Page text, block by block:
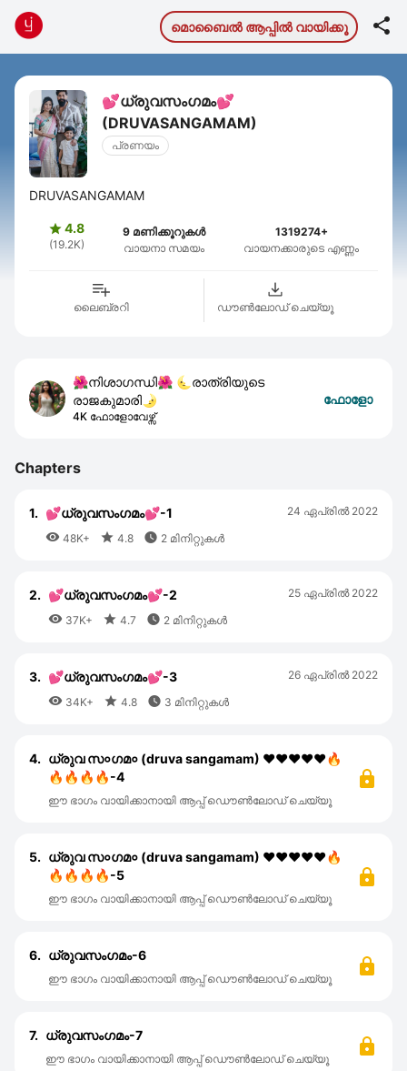
മൊബൈല്‍ ആപ്പില്‍ വായിക്കൂ 
💕ധ്രുവസംഗമം💕
(DRUVASANGAMAM)
പ്രണയം
DRUVASANGAMAM
4.8
(19.2K)
9 മണിക്കൂറുകൾ
വായനാ സമയം
1319274+
വായനക്കാരുടെ എണ്ണം
ലൈബ്രറി ഡൗണ്‍ലോഡ് ചെയ്യൂ
🌺നിശാഗന്ധി🌺 🌜രാത്രിയുടെ
രാജകുമാരി🌛
4K ഫോളോവേഴ്സ്
ഫോളോ
Chapters
1. 💕ധ്രുവസംഗമം💕-1
 48K+  4.8  2 മിനിറ്റുകൾ
24 ഏപ്രില്‍ 2022
2. 💕ധ്രുവസംഗമം💕-2
 37K+  4.7  2 മിനിറ്റുകൾ
25 ഏപ്രില്‍ 2022
3. 💕ധ്രുവസംഗമം💕-3
 34K+  4.8  3 മിനിറ്റുകൾ
26 ഏപ്രില്‍ 2022
4. ധ്രുവ സ०ഗമ० (druva sangamam) ❤❤❤❤❤🔥
🔥🔥🔥🔥-4
ഈ ഭാഗം വായിക്കാനായി ആപ്പ് ഡൌൺലോഡ് ചെയ്യൂ
5. ധ്രുവ സ०ഗമ० (druva sangamam) ❤❤❤❤❤🔥
🔥🔥🔥🔥-5
ഈ ഭാഗം വായിക്കാനായി ആപ്പ് ഡൌൺലോഡ് ചെയ്യൂ
6. ധ്രുവസംഗമം-6
ഈ ഭാഗം വായിക്കാനായി ആപ്പ് ഡൌൺലോഡ് ചെയ്യൂ
7. ധ്രുവസംഗമം-7
ഈ ഭാഗം വായിക്കാനായി ആപ്പ് ഡൌൺലോഡ് ചെയ്യൂ